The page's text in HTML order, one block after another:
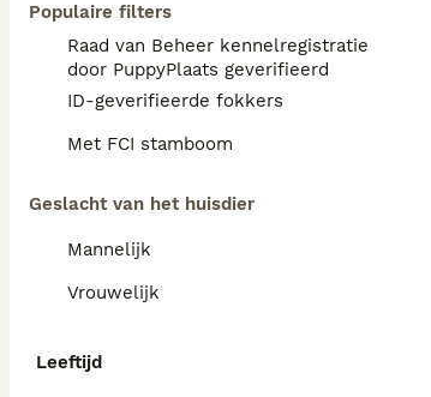
Populaire filters
Raad van Beheer kennelregistratie
door PuppyPlaats geverifieerd
ID-geverifieerde fokkers
Met FCI stamboom
Geslacht van het huisdier
Mannelijk
Vrouwelijk
Leeftijd